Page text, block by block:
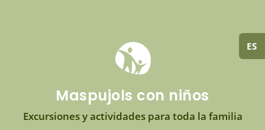
ES
Maspujols con niños
Excursiones y actividades para toda la familia